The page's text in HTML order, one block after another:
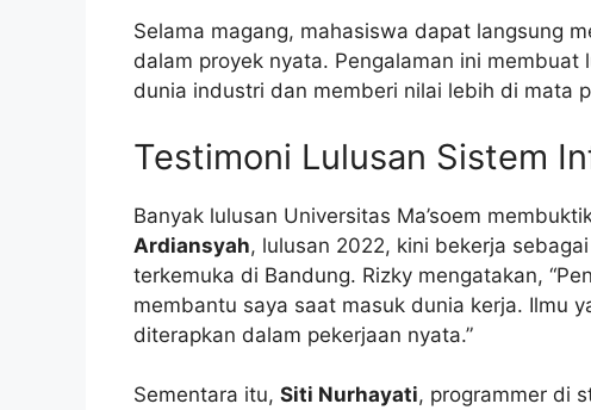
Selama magang, mahasiswa dapat langsung
dalam proyek nyata. Pengalaman ini
dunia industri dan memberi nilai lebih di mata
Testimoni Lulusan Sistem
Banyak lulusan Universitas Ma’soem
Ardiansyah, lulusan 2022, kini bekerja
terkemuka di Bandung. Rizky mengatakan,
membantu saya saat masuk dunia kerja. Ilmu
diterapkan dalam pekerjaan nyata.”
Sementara itu, Siti Nurhayati, programmer di